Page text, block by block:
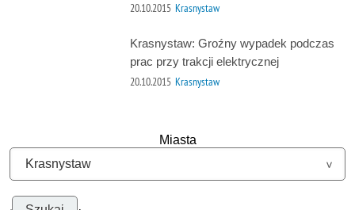
20.10.2015 Krasnystaw
Krasnystaw: Groźny wypadek podczas
prac przy trakcji elektrycznej
20.10.2015 Krasnystaw
Miasta